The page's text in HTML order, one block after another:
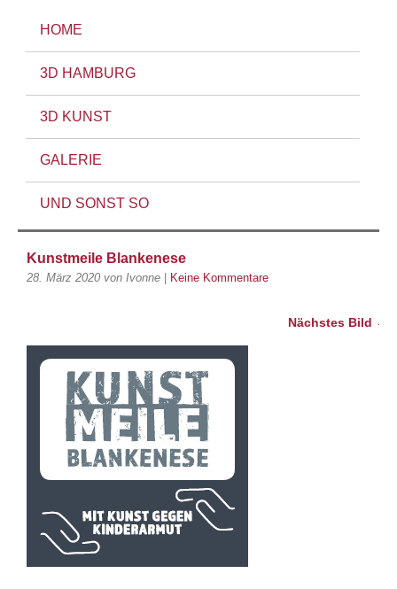
HOME
3D HAMBURG
3D KUNST
GALERIE
UND SONST SO
Kunstmeile Blankenese
28. März 2020 von Ivonne Keine Kommentare
Nächstes Bild →